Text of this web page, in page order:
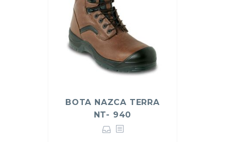
BOTA NAZCA TERRA
NT- 940